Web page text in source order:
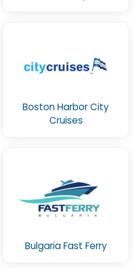
Boston Harbor City
Cruises
Bulgaria Fast Ferry